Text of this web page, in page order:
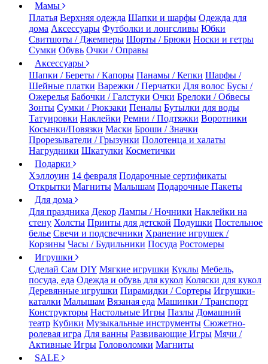
Мамы
Платья Верхняя одежда Шапки и шарфы Одежда для
дома Аксессуары Футболки и лонгсливы Юбки
Свитшоты / Джемперы Шорты / Брюки Носки и гетры
Сумки Обувь Очки / Оправы
Аксессуары
Шапки / Береты / Капоры Панамы / Кепки Шарфы /
Шейные платки Варежки / Перчатки Для волос Бусы /
Ожерелья Бабочки / Галстуки Очки Брелоки / Обвесы
Зонты Сумки / Рюкзаки Пеналы Бутылки для воды
Татуировки Наклейки Ремни / Подтяжки Воротники
Косынки/Повязки Маски Броши / Значки
Прорезыватели / Грызунки Полотенца и халаты
Нагрудники Шкатулки Косметички
Подарки
Хэллоуин 14 февраля Подарочные сертификаты
Открытки Магниты Малышам Подарочные Пакеты
Для дома
Для праздника Декор Лампы / Ночники Наклейки на
стену Холсты Принты для детской Подушки Постельное
белье Свечи и подсвечники Хранение игрушек /
Корзины Часы / Будильники Посуда Ростомеры
Игрушки
Сделай Сам DIY Мягкие игрушки Куклы Мебель,
посуда, еда Одежда и обувь для кукол Коляски для кукол
Деревянные игрушки Пирамидки / Сортеры Игрушки-
каталки Малышам Вязаная еда Машинки / Транспорт
Конструкторы Настольные Игры Пазлы Домашний
театр Кубики Музыкальные инструменты Сюжетно-
ролевая игра Для ванны Развивающие Игры Мячи /
Активные Игры Головоломки Магниты
SALE